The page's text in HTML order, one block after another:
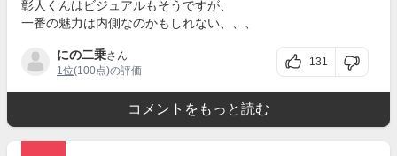
彰人くんはビジュアルもそうですが、
一番の魅力は内側なのかもしれない、、、
にの二乗さん
1位(100点)の評価
131
コメントをもっと読む